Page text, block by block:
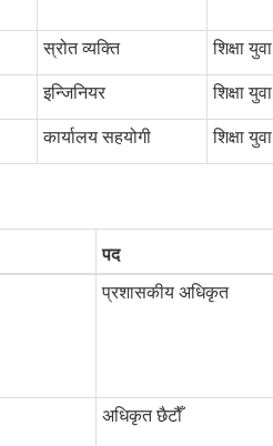
स्रोत व्यक्ति शिक्षा
इन्जिनियर शिक्षा
कार्यालय सहयोगी शिक्षा
पद
प्रशासकीय अधिकृत
अधिकृत छैटौँ